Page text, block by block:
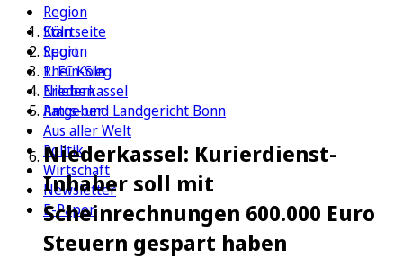
Region
Köln
Sport
1. FC Köln
Erleben
Ratgeber
Aus aller Welt
Politik
Wirtschaft
Newsletter
E-Paper
Startseite
Region
Rhein-Sieg
Niederkassel
Amts- und Landgericht Bonn
Niederkassel: Kurierdienst-
Inhaber soll mit
Scheinrechnungen 600.000 Euro
Steuern gespart haben